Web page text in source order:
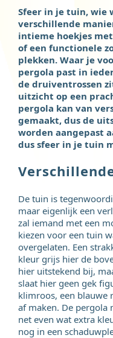
Sfeer in je tuin, wie
verschillende
intieme hoekjes
of een functionele
plekken. Waar je
pergola past in
de druiventrossen
uitzicht op een
pergola kan van
gemaakt, dus de
worden aangepast
dus sfeer in je tuin
De tuin is
maar eigenlijk een
zal iemand met een
kiezen voor een tuin
overgelaten. Een
kleur grijs hier de
hier uitstekend bij,
slaat hier geen gek
klimroos, een blauwe
af maken. De pergola
net even wat extra
nog in een